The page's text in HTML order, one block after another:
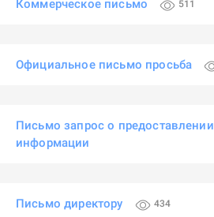
Коммерческое письмо 511
Официальное письмо просьба
Письмо запрос о предоставлении
информации
Письмо директору 434